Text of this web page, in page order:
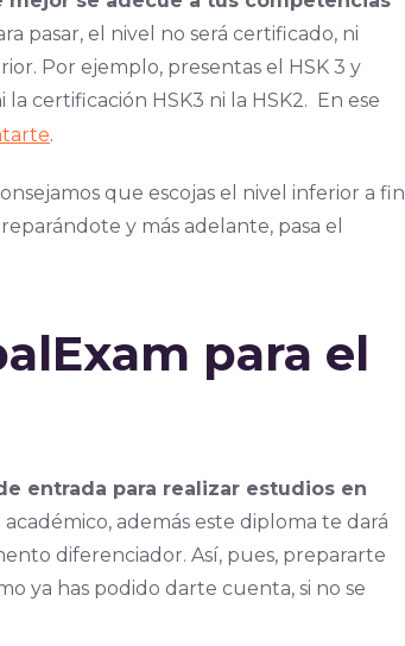
pasar, el nivel no será certificado, ni
Por ejemplo, presentas el HSK 3 y
certificación HSK3 ni la HSK2. En ese
.
que escojas el nivel inferior a fin
y más adelante, pasa el
para el
entrada para realizar estudios en
además este diploma te dará
diferenciador. Así, pues, prepararte
ya has podido darte cuenta, si no se